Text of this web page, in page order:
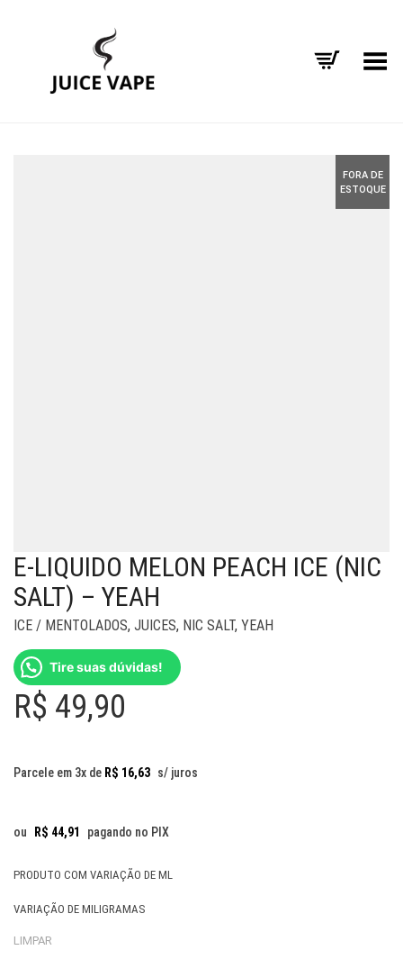
Alternar Menu
FORA DE
ESTOQUE
E-LIQUIDO MELON PEACH ICE (NIC
SALT) – YEAH
ICE / MENTOLADOS, JUICES, NIC SALT, YEAH
Tire suas dúvidas!
R$ 49,90
Parcele em 3x de R$ 16,63 s/ juros
ou R$ 44,91 pagando no PIX
PRODUTO COM VARIAÇÃO DE ML
VARIAÇÃO DE MILIGRAMAS
LIMPAR